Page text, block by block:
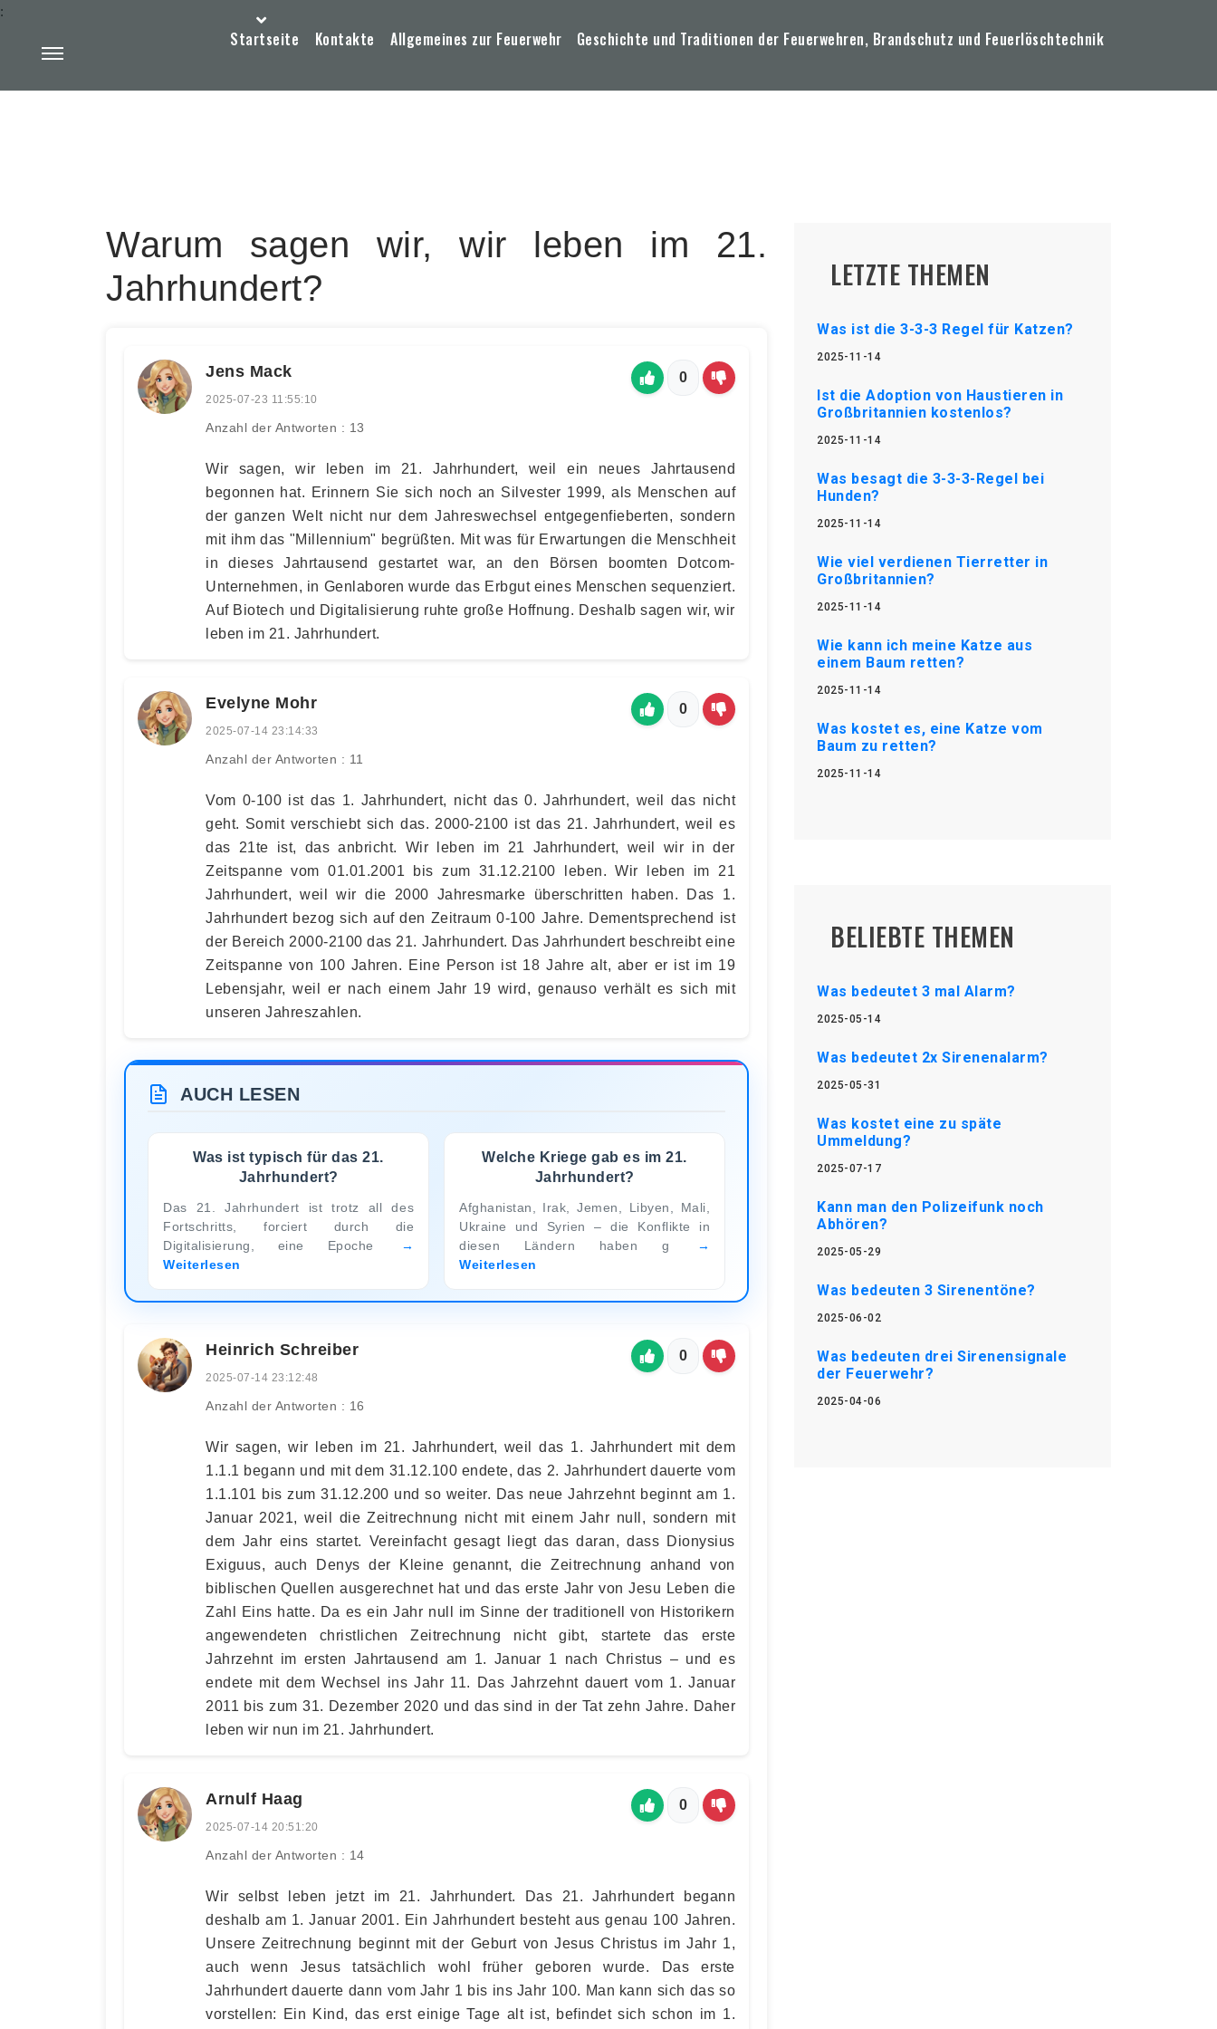
Startseite Kontakte Allgemeines zur Feuerwehr Geschichte und Traditionen der Feuerwehren, Brandschutz und Feuerlöschtechnik
:
Warum sagen wir, wir leben im 21.
Jahrhundert?
Jens Mack
2025-07-23 11:55:10
Anzahl der Antworten : 13
0
Wir sagen, wir leben im 21. Jahrhundert, weil ein neues Jahrtausend
begonnen hat. Erinnern Sie sich noch an Silvester 1999, als Menschen auf
der ganzen Welt nicht nur dem Jahreswechsel entgegenfieberten, sondern
mit ihm das "Millennium" begrüßten. Mit was für Erwartungen die Menschheit
in dieses Jahrtausend gestartet war, an den Börsen boomten Dotcom-
Unternehmen, in Genlaboren wurde das Erbgut eines Menschen sequenziert.
Auf Biotech und Digitalisierung ruhte große Hoffnung. Deshalb sagen wir, wir
leben im 21. Jahrhundert.
Evelyne Mohr
2025-07-14 23:14:33
Anzahl der Antworten : 11
0
Vom 0-100 ist das 1. Jahrhundert, nicht das 0. Jahrhundert, weil das nicht
geht. Somit verschiebt sich das. 2000-2100 ist das 21. Jahrhundert, weil es
das 21te ist, das anbricht. Wir leben im 21 Jahrhundert, weil wir in der
Zeitspanne vom 01.01.2001 bis zum 31.12.2100 leben. Wir leben im 21
Jahrhundert, weil wir die 2000 Jahresmarke überschritten haben. Das 1.
Jahrhundert bezog sich auf den Zeitraum 0-100 Jahre. Dementsprechend ist
der Bereich 2000-2100 das 21. Jahrhundert. Das Jahrhundert beschreibt eine
Zeitspanne von 100 Jahren. Eine Person ist 18 Jahre alt, aber er ist im 19
Lebensjahr, weil er nach einem Jahr 19 wird, genauso verhält es sich mit
unseren Jahreszahlen.
AUCH LESEN
Was ist typisch für das 21.
Jahrhundert?
Das 21. Jahrhundert ist trotz all des
Fortschritts, forciert durch die
Digitalisierung, eine Epoche
Weiterlesen
Welche Kriege gab es im 21.
Jahrhundert?
Afghanistan, Irak, Jemen, Libyen, Mali,
Ukraine und Syrien – die Konflikte in
diesen Ländern haben g
Weiterlesen
Heinrich Schreiber
2025-07-14 23:12:48
Anzahl der Antworten : 16
0
Wir sagen, wir leben im 21. Jahrhundert, weil das 1. Jahrhundert mit dem
1.1.1 begann und mit dem 31.12.100 endete, das 2. Jahrhundert dauerte vom
1.1.101 bis zum 31.12.200 und so weiter. Das neue Jahrzehnt beginnt am 1.
Januar 2021, weil die Zeitrechnung nicht mit einem Jahr null, sondern mit
dem Jahr eins startet. Vereinfacht gesagt liegt das daran, dass Dionysius
Exiguus, auch Denys der Kleine genannt, die Zeitrechnung anhand von
biblischen Quellen ausgerechnet hat und das erste Jahr von Jesu Leben die
Zahl Eins hatte. Da es ein Jahr null im Sinne der traditionell von Historikern
angewendeten christlichen Zeitrechnung nicht gibt, startete das erste
Jahrzehnt im ersten Jahrtausend am 1. Januar 1 nach Christus – und es
endete mit dem Wechsel ins Jahr 11. Das Jahrzehnt dauert vom 1. Januar
2011 bis zum 31. Dezember 2020 und das sind in der Tat zehn Jahre. Daher
leben wir nun im 21. Jahrhundert.
Arnulf Haag
2025-07-14 20:51:20
Anzahl der Antworten : 14
0
Wir selbst leben jetzt im 21. Jahrhundert. Das 21. Jahrhundert begann
deshalb am 1. Januar 2001. Ein Jahrhundert besteht aus genau 100 Jahren.
Unsere Zeitrechnung beginnt mit der Geburt von Jesus Christus im Jahr 1,
auch wenn Jesus tatsächlich wohl früher geboren wurde. Das erste
Jahrhundert dauerte dann vom Jahr 1 bis ins Jahr 100. Man kann sich das so
vorstellen: Ein Kind, das erst einige Tage alt ist, befindet sich schon im 1.
LETZTE THEMEN
Was ist die 3-3-3 Regel für Katzen?
2025-11-14
Ist die Adoption von Haustieren in
Großbritannien kostenlos?
2025-11-14
Was besagt die 3-3-3-Regel bei
Hunden?
2025-11-14
Wie viel verdienen Tierretter in
Großbritannien?
2025-11-14
Wie kann ich meine Katze aus
einem Baum retten?
2025-11-14
Was kostet es, eine Katze vom
Baum zu retten?
2025-11-14
BELIEBTE THEMEN
Was bedeutet 3 mal Alarm?
2025-05-14
Was bedeutet 2x Sirenenalarm?
2025-05-31
Was kostet eine zu späte
Ummeldung?
2025-07-17
Kann man den Polizeifunk noch
Abhören?
2025-05-29
Was bedeuten 3 Sirenentöne?
2025-06-02
Was bedeuten drei Sirenensignale
der Feuerwehr?
2025-04-06